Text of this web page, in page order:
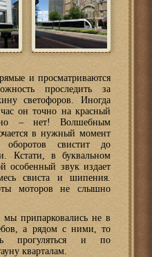
и просматриваются
проследить за
светофоров. Иногда
он точно на красный
но – нет! Волшебным
в нужный момент
свистит до
Кстати, в буквальном
особенный звук издает
свиста и шипения.
моторов не слышно
мы припарковались не в
а рядом с ними, то
прогуляться и по
кварталам.